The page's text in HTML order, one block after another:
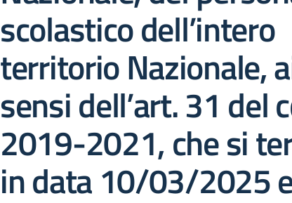
scolastico dell’intero
territorio Nazionale,
sensi dell’art. 31 del
2019-2021, che si
in data 10/03/2025